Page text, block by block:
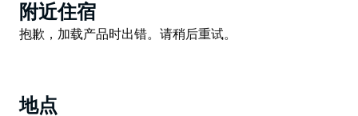
活动在位于市中心的库克公园（Cooke Park）举行，环
境优美，绿树成荫，免费向公众开放。帕克斯欢迎所有想
Product
List
附近住宿
Product
抱歉，加载产品时出错。请稍后重试。
地点